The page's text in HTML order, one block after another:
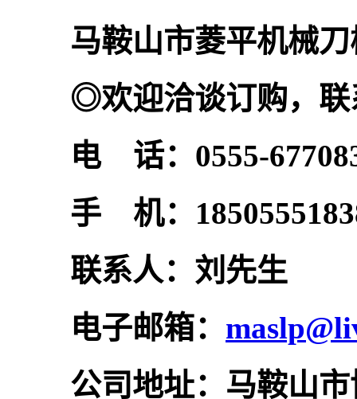
马鞍山市菱平机械
◎欢迎洽谈订购，
电 话：0555-
手 机：
联系人：刘先生
电子邮箱：
公司地址：马鞍山